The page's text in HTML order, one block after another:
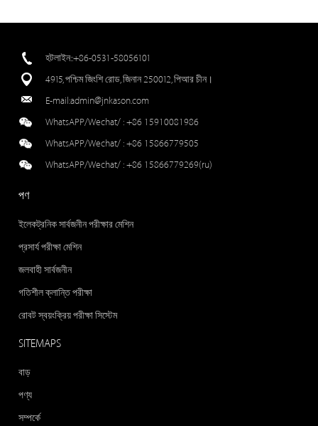
হটলাইন::+86-0531-58056101
4915, পশ্চিম জিংশি রোড, জিনান 250012, পিআর চীন।
E-mail:admin@jnkason.com
WhatsAPP/Wechat/ :+86 15910081986
WhatsAPP/Wechat/ :+86 15866779505
WhatsAPP/Wechat/ :+86 15866779269(ru)
পণ
ইলেকট্রনিক সার্বজনীন পরীক্ষার মেশিন
প্রসার্য পরীক্ষা মেশিন
জলবাহী সার্বজনীন
গতিশীল ক্লান্তি পরীক্ষা
রোবট স্বয়ংক্রিয় পরীক্ষা সিস্টেম
SITEMAPS
বাড়
পণ্য
সম্পর্কে